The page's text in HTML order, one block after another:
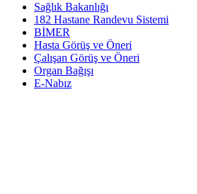
Sağlık Bakanlığı
182 Hastane Randevu Sistemi
BİMER
Hasta Görüş ve Öneri
Çalışan Görüş ve Öneri
Organ Bağışı
E-Nabız